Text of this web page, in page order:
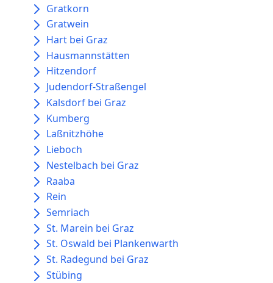
Gratkorn
Gratwein
Hart bei Graz
Hausmannstätten
Hitzendorf
Judendorf-Straßengel
Kalsdorf bei Graz
Kumberg
Laßnitzhöhe
Lieboch
Nestelbach bei Graz
Raaba
Rein
Semriach
St. Marein bei Graz
St. Oswald bei Plankenwarth
St. Radegund bei Graz
Stübing